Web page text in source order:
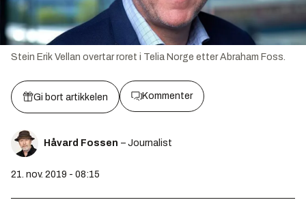
Stein Erik Vellan overtar roret i Telia Norge etter Abraham Foss.
Gi bort artikkelen Kommenter
Håvard Fossen – Journalist
21. nov. 2019 - 08:15